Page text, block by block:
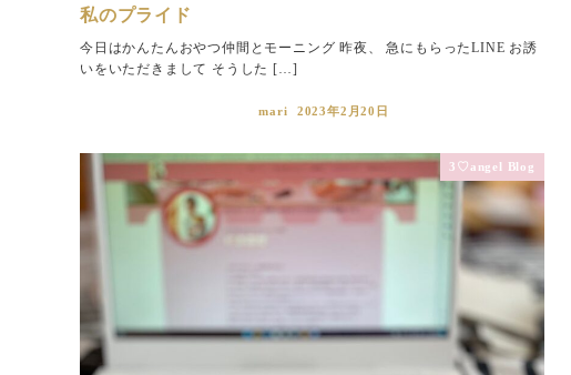
私のプライド
今日はかんたんおやつ仲間とモーニング 昨夜、 急にもらったLINE お誘
いをいただきまして そうした […]
mari 2023年2月20日
3♡angel Blog